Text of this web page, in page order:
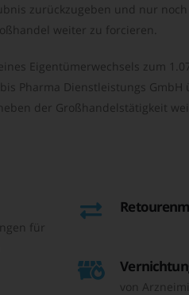
zurückzugeben und nur noch
weiter zu forcieren.
Eigentümerwechsels zum
Pharma Dienstleistungs
der Großhandelstätigkeit
für
von